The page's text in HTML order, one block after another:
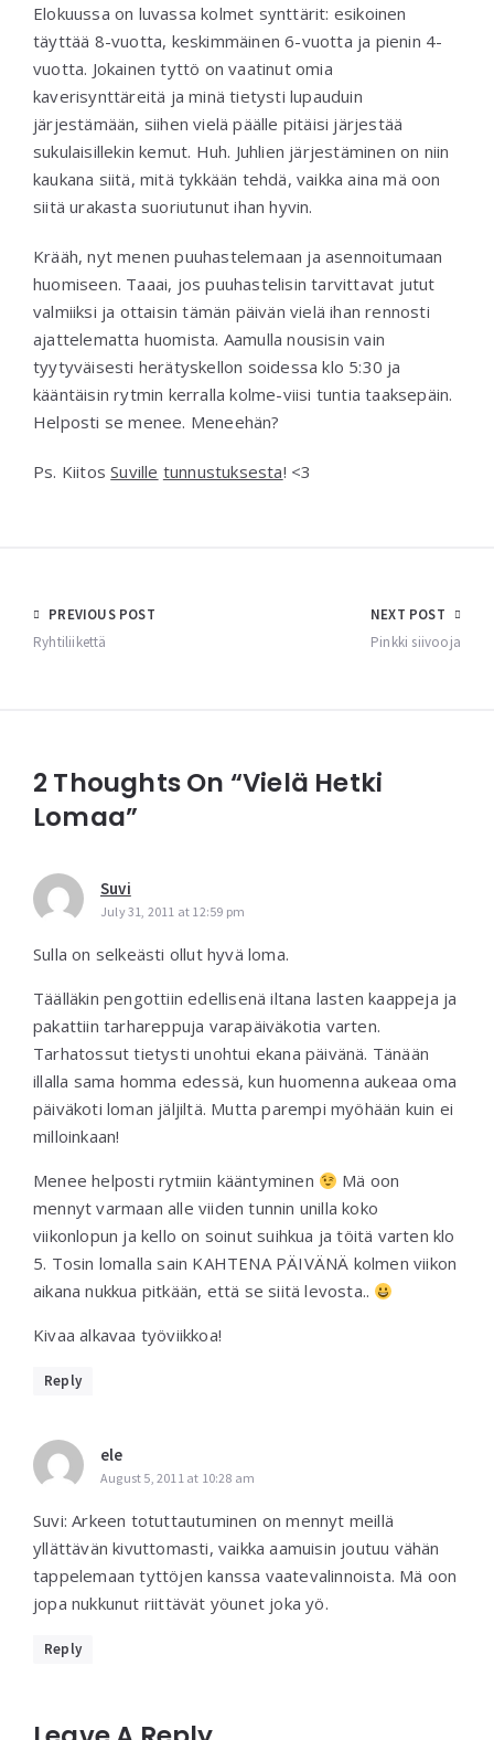
Elokuussa on luvassa kolmet synttärit: esikoinen
täyttää 8-vuotta, keskimmäinen 6-vuotta ja pienin 4-
vuotta. Jokainen tyttö on vaatinut omia
kaverisynttäreitä ja minä tietysti lupauduin
järjestämään, siihen vielä päälle pitäisi järjestää
sukulaisillekin kemut. Huh. Juhlien järjestäminen on niin
kaukana siitä, mitä tykkään tehdä, vaikka aina mä oon
siitä urakasta suoriutunut ihan hyvin.
Krääh, nyt menen puuhastelemaan ja asennoitumaan
huomiseen. Taaai, jos puuhastelisin tarvittavat jutut
valmiiksi ja ottaisin tämän päivän vielä ihan rennosti
ajattelematta huomista. Aamulla nousisin vain
tyytyväisesti herätyskellon soidessa klo 5:30 ja
kääntäisin rytmin kerralla kolme-viisi tuntia taaksepäin.
Helposti se menee. Meneehän?
Ps. KiitosSuville tunnustuksesta! <3
Post
navigation
PREVIOUS POST
Ryhtiliikettä
NEXT POST
Pinkki siivooja
2 Thoughts On “Vielä Hetki
Lomaa”
Suvi
July 31, 2011 at 12:59 pm
Sulla on selkeästi ollut hyvä loma.
Täälläkin pengottiin edellisenä iltana lasten kaappeja ja
pakattiin tarhareppuja varapäiväkotia varten.
Tarhatossut tietysti unohtui ekana päivänä. Tänään
illalla sama homma edessä, kun huomenna aukeaa oma
päiväkoti loman jäljiltä. Mutta parempi myöhään kuin ei
milloinkaan!
Menee helposti rytmiin kääntyminen
Mä oon
mennyt varmaan alle viiden tunnin unilla koko
viikonlopun ja kello on soinut suihkua ja töitä varten klo
5. Tosin lomalla sain KAHTENA PÄIVÄNÄ kolmen viikon
aikana nukkua pitkään, että se siitä levosta..
Kivaa alkavaa työviikkoa!
Reply
ele
August 5, 2011 at 10:28 am
Suvi: Arkeen totuttautuminen on mennyt meillä
yllättävän kivuttomasti, vaikka aamuisin joutuu vähän
tappelemaan tyttöjen kanssa vaatevalinnoista. Mä oon
jopa nukkunut riittävät yöunet joka yö.
Reply